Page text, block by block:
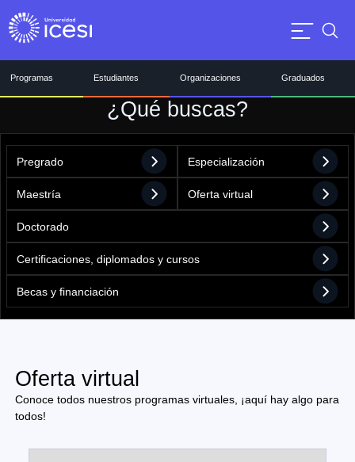
Programas Estudiantes Organizaciones Graduados
¿Qué buscas?
Pregrado Especialización
Maestría Oferta virtual
Doctorado
Certificaciones, diplomados y cursos
Becas y financiación
Oferta virtual
Conoce todos nuestros programas virtuales, ¡aquí hay algo para
todos!